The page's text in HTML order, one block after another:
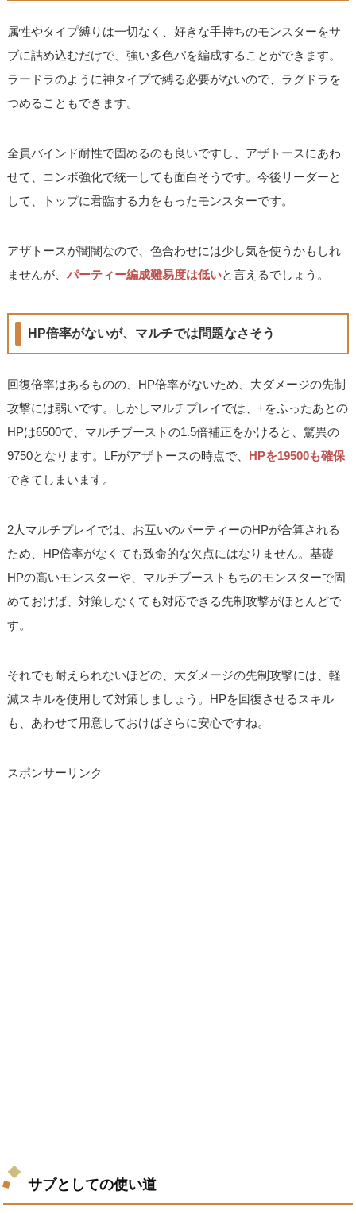
属性やタイプ縛りは一切なく、好きな手持ちのモンスターをサ
ブに詰め込むだけで、強い多色パを編成することができます。
ラードラのように神タイプで縛る必要がないので、ラグドラを
つめることもできます。
全員バインド耐性で固めるのも良いですし、アザトースにあわ
せて、コンボ強化で統一しても面白そうです。今後リーダーと
して、トップに君臨する力をもったモンスターです。
アザトースが闇闇なので、色合わせには少し気を使うかもしれ
ませんが、パーティー編成難易度は低いと言えるでしょう。
HP倍率がないが、マルチでは問題なさそう
回復倍率はあるものの、HP倍率がないため、大ダメージの先制
攻撃には弱いです。しかしマルチプレイでは、+をふったあとの
HPは6500で、マルチブーストの1.5倍補正をかけると、驚異の
9750となります。LFがアザトースの時点で、 HPを19500も確保
できてしまいます。
2人マルチプレイでは、お互いのパーティーのHPが合算される
ため、HP倍率がなくても致命的な欠点にはなりません。基礎
HPの高いモンスターや、マルチブーストもちのモンスターで固
めておけば、対策しなくても対応できる先制攻撃がほとんどで
す。
それでも耐えられないほどの、大ダメージの先制攻撃には、軽
減スキルを使用して対策しましょう。HPを回復させるスキル
も、あわせて用意しておけばさらに安心ですね。
スポンサーリンク
サブとしての使い道